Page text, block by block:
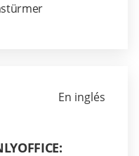
En inglés